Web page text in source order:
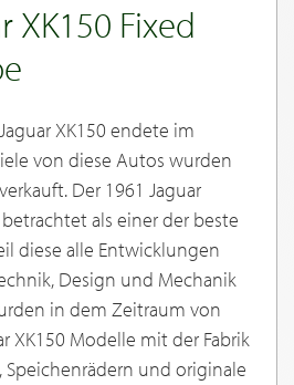
XK150 Fixed
XK150 endete im
von diese Autos wurden
Der 1961 Jaguar
als einer der beste
diese alle Entwicklungen
Design und Mechanik
in dem Zeitraum von
XK150 Modelle mit der Fabrik
und originale